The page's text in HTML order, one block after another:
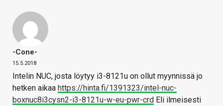
-Cone-
15.5.2018
Intelin NUC, josta löytyy i3-8121u on ollut myynnissä jo
hetken aikaa https://hinta.fi/1391323/intel-nuc-
boxnuc8i3cysn2-i3-8121u-w-eu-pwr-crd Eli ilmeisesti